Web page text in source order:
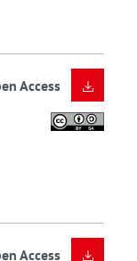
Access
Access